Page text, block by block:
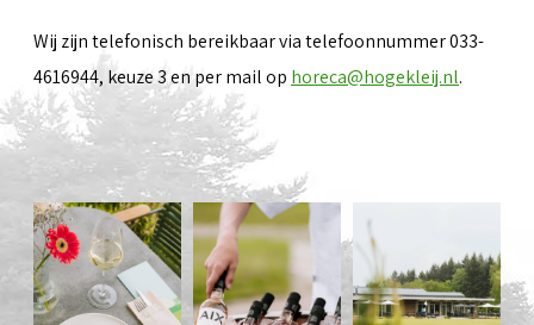
Wij zijn telefonisch bereikbaar via telefoonnummer 033-
4616944, keuze 3 en per mail op horeca@hogekleij.nl.